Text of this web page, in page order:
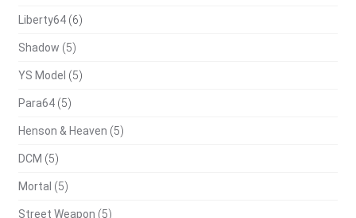
Liberty64 (6)
Shadow (5)
YS Model (5)
Para64 (5)
Henson & Heaven (5)
DCM (5)
Mortal (5)
Street Weapon (5)